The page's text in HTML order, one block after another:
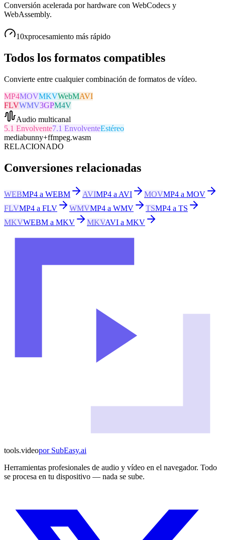
Conversión acelerada por hardware con WebCodecs y
WebAssembly.
10xprocesamiento más rápido
Todos los formatos compatibles
Convierte entre cualquier combinación de formatos de vídeo.
MP4MOVMKVWebMAVI
FLVWMV3GPM4V
Audio multicanal
5.1 Envolvente7.1 EnvolventeEstéreo
mediabunny+ffmpeg.wasm
RELACIONADO
Conversiones relacionadas
WEBMP4 a WEBM AVIMP4 a AVI MOVMP4 a MOV
FLVMP4 a FLV WMVMP4 a WMV TSMP4 a TS
MKVWEBM a MKV MKVAVI a MKV
tools.videoporSubEasy.ai
Herramientas profesionales de audio y vídeo en el navegador. Todo
se procesa en tu dispositivo — nada se sube.